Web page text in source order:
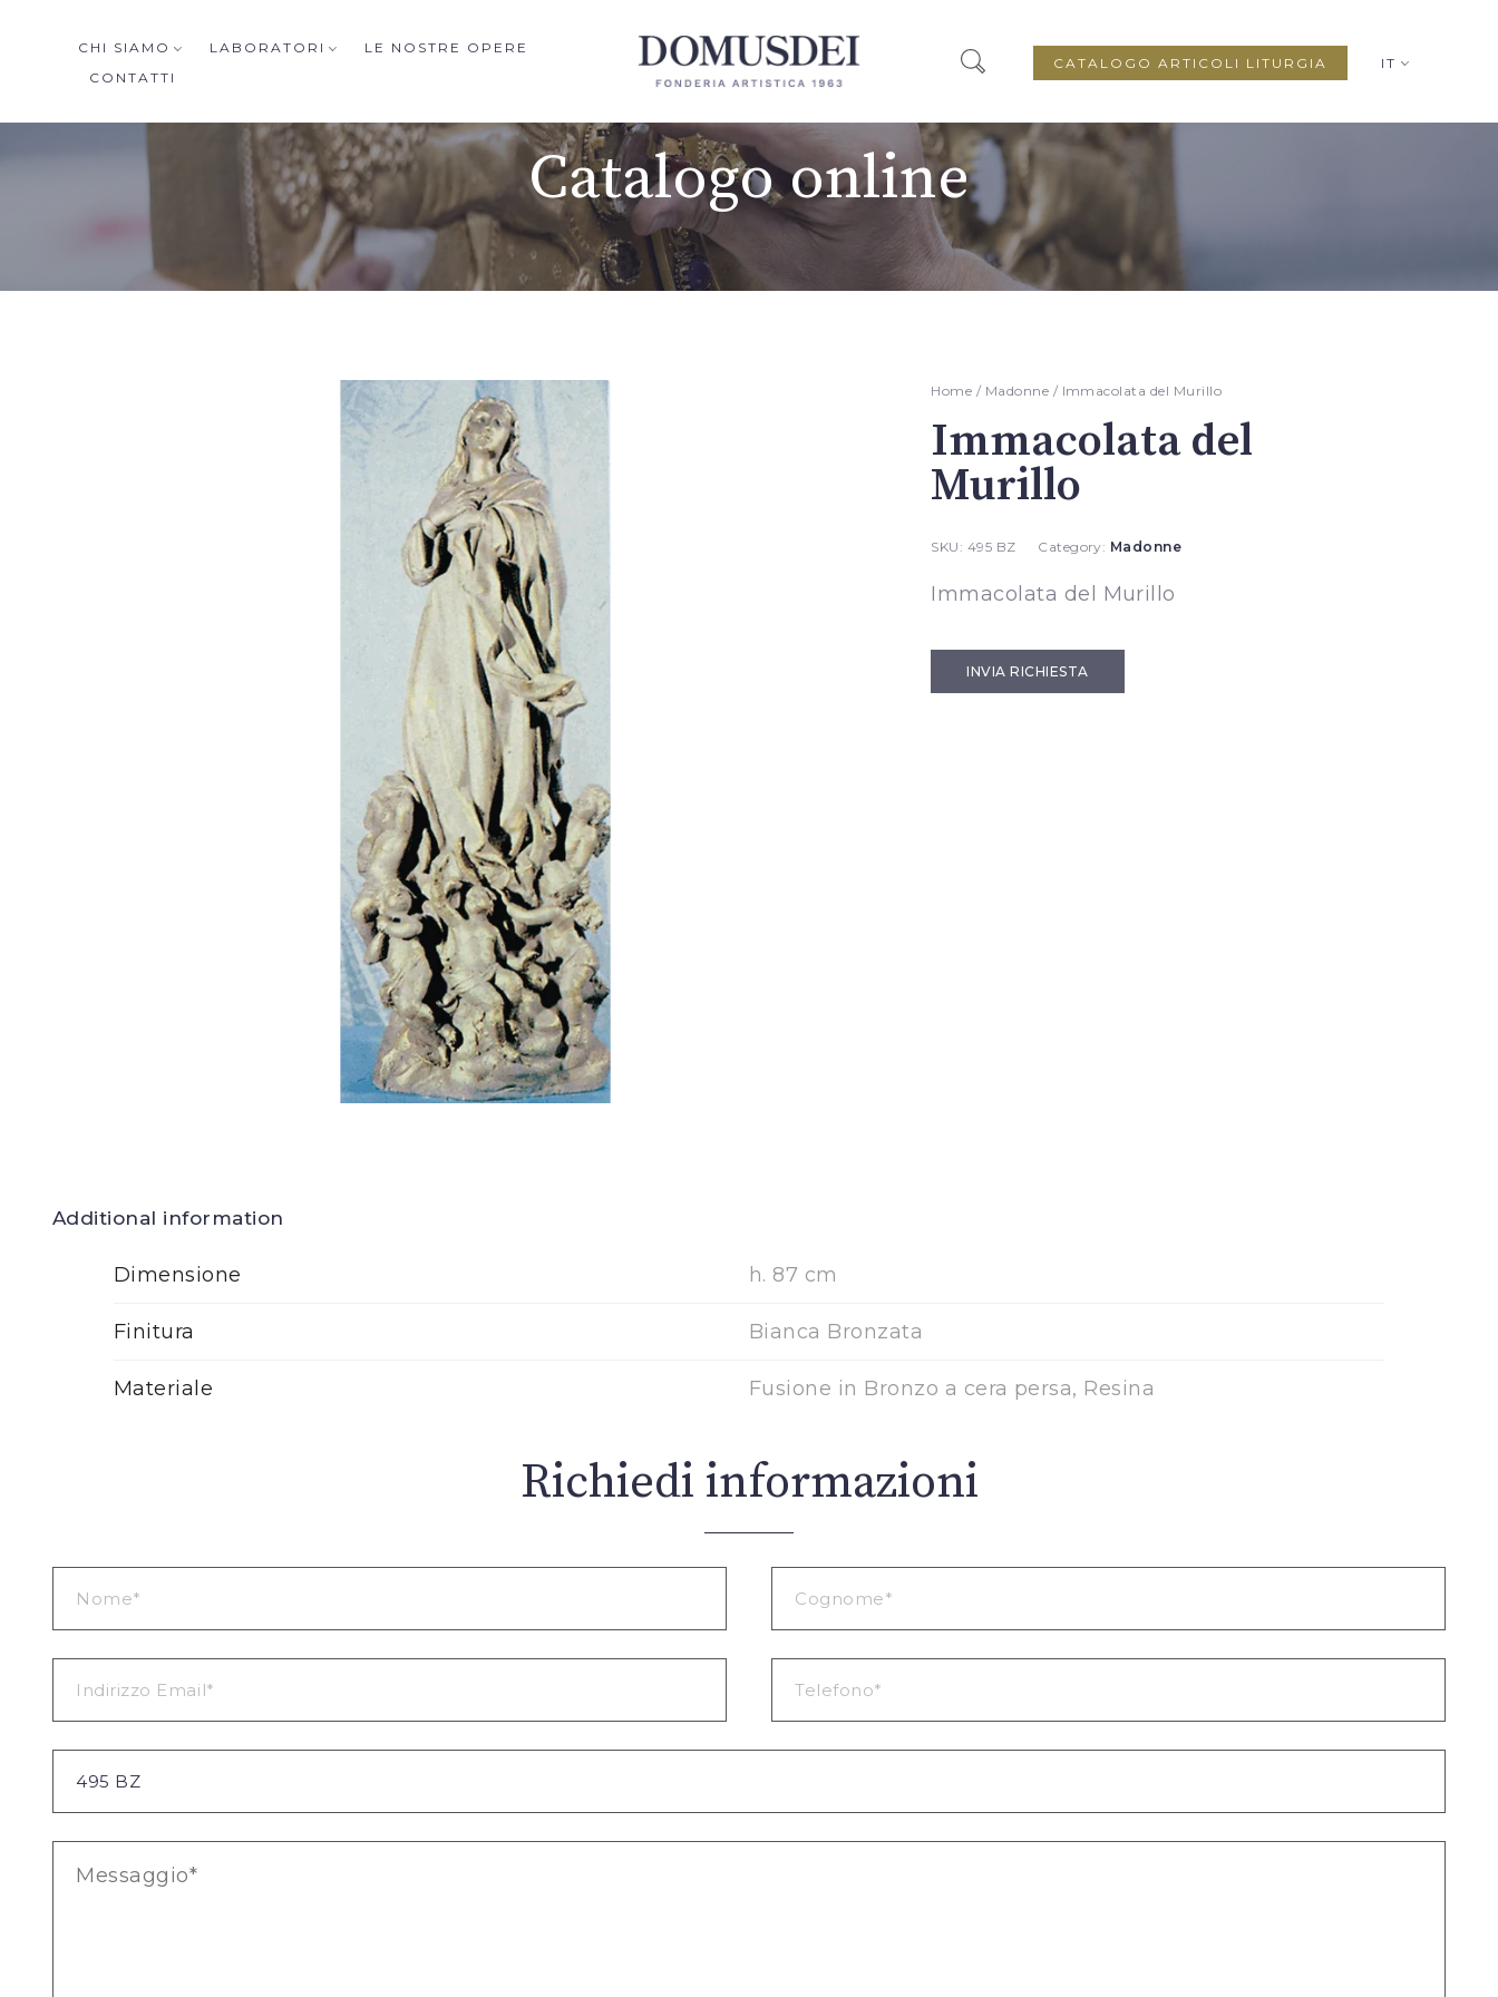
CHI SIAMO LABORATORI
LE NOSTRE OPERE
CONTATTI
IT
CATALOGO ARTICOLI LITURGIA
Catalogo online
Home / Madonne / Immacolata del Murillo
Immacolata del
Murillo
SKU: 495 BZ Category: Madonne
Immacolata del Murillo
INVIA RICHIESTA
Additional information
Dimensione h. 87 cm
Finitura Bianca Bronzata
Materiale Fusione in Bronzo a cera persa, Resina
Richiedi informazioni